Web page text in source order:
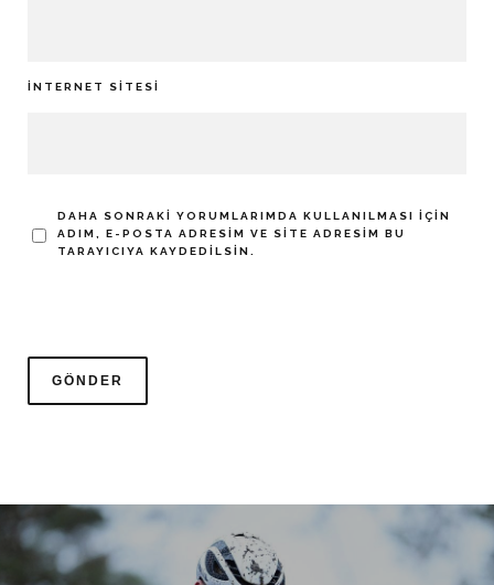
İNTERNET SITESI
DAHA SONRAKI YORUMLARIMDA KULLANILMASI IÇIN
ADIM, E-POSTA ADRESIM VE SITE ADRESIM BU
TARAYICIYA KAYDEDILSIN.